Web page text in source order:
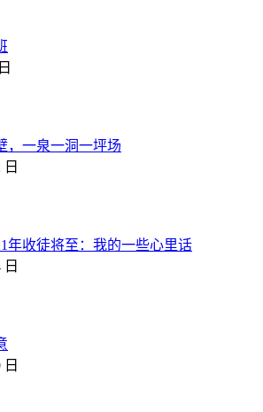
，一泉一洞一坪场
年收徒将至：我的一些心里话